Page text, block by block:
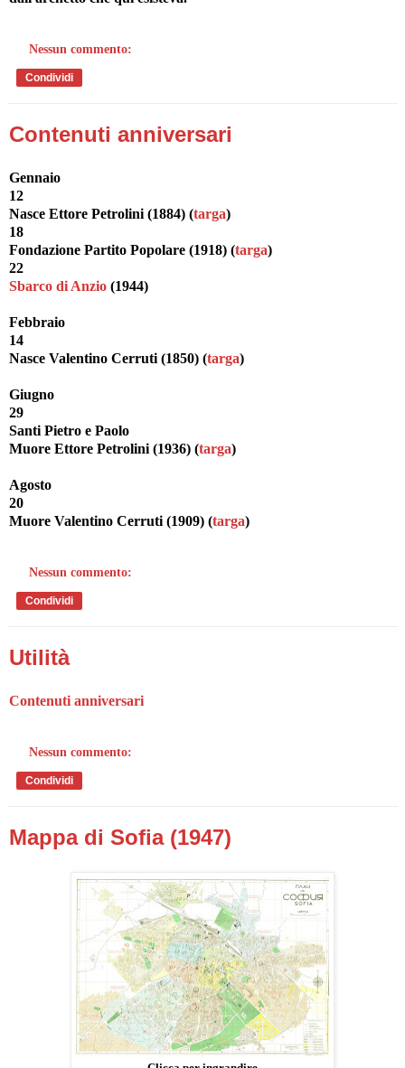
Nessun commento:
Condividi
Contenuti anniversari
Gennaio
12
Nasce Ettore Petrolini (1884) (targa)
18
Fondazione Partito Popolare (1918) (targa)
22
Sbarco di Anzio (1944)
Febbraio
14
Nasce Valentino Cerruti (1850) (targa)
Giugno
29
Santi Pietro e Paolo
Muore Ettore Petrolini (1936) (targa)
Agosto
20
Muore Valentino Cerruti (1909) (targa)
Nessun commento:
Condividi
Utilità
Contenuti anniversari
Nessun commento:
Condividi
Mappa di Sofia (1947)